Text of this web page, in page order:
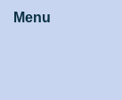
Menu